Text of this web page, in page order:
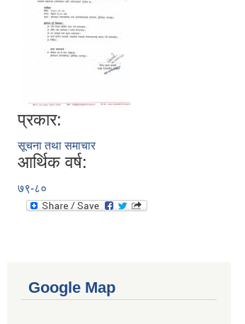
प्रकार:
सूचना तथा समाचार
आर्थिक वर्ष:
७९-८०
Google Map